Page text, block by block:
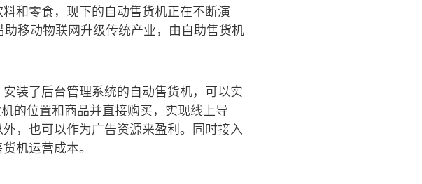
和零食，现下的自动售货机正在不断演
移动物联网升级传统产业，由自助售货机
装了后台管理系统的自动售货机，可以实
的位置和商品并直接购买，实现线上导
，也可以作为广告资源来盈利。同时接入
机运营成本。